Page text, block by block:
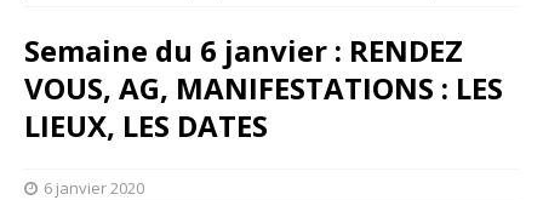
Semaine du 6 janvier : RENDEZ
VOUS, AG, MANIFESTATIONS : LES
LIEUX, LES DATES
6 janvier 2020